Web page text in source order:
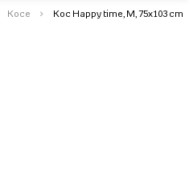
Koce Koc Happy time, M, 75x103 cm